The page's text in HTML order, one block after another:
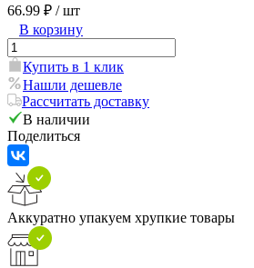
66.99 ₽ / шт
В корзину
Купить в 1 клик
Нашли дешевле
Рассчитать доставку
В наличии
Поделиться
Аккуратно упакуем хрупкие товары